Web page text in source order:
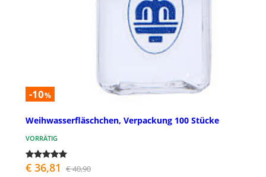
-10%
Weihwasserfläschchen, Verpackung 100 Stücke
VORRÄTIG
€ 36,81 € 40,90